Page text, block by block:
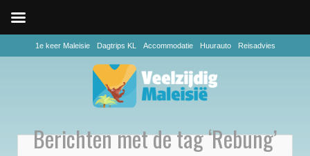
1e keer Maleisie Dagtrips KL Accommodatie Huurauto Reisadvies
Berichten met de tag ‘Rebung’